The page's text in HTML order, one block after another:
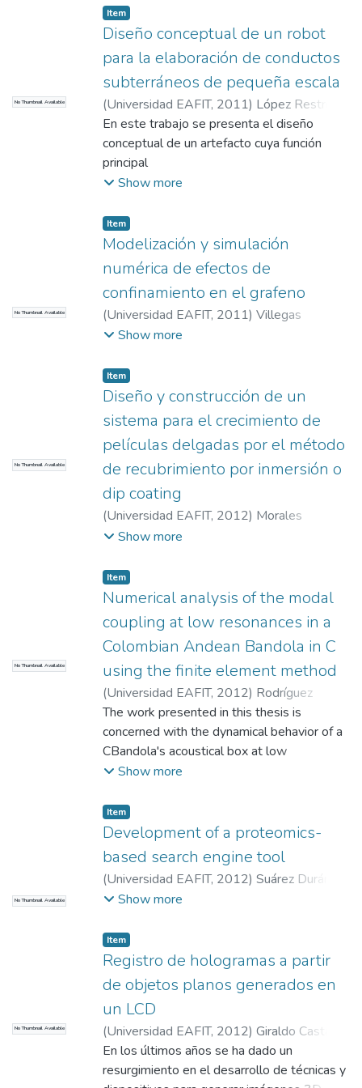
del fondo en función de los índices de
dureza y rugosidad, se experimentó con
cuatro tipos de materiales,
correspondientes a dos tipos de gravas,
concreto y platina de acero al carbono --
Los resultados muestran que los materiales
menos rugosos y duros (como las gravas)
inducen mayor dispersión de las ondas
acústicas ultrasónicas
No Thumbnail Available
Item
Diseño conceptual de un robot
para la elaboración de conductos
subterráneos de pequeña escala
(Universidad EAFIT, 2011) López Restrepo,
Juan Manuel;Jaramillo, Juan Manuel;
Betancur Muñóz, Javier Mauricio
En este trabajo se presenta el diseño
conceptual de un artefacto cuya función
principal
es realizar túneles continuos de diámetros
actualmente -- Esta función tiene asociados
3 elementos constitutivos: el proceso de
cavación, el proceso de remoción de
escombros y el proceso de estructuración
interna
del túnel
Show more
No Thumbnail Available
Item
Modelización y simulación
numérica de efectos de
confinamiento en el grafeno
(Universidad EAFIT, 2011) Villegas
Pulgarín, Edward Yesid
Show more
No Thumbnail Available
Item
Diseño y construcción de un
sistema para el crecimiento de
películas delgadas por el método
de recubrimiento por inmersión o
dip coating
(Universidad EAFIT, 2012) Morales
Taborda, Jeyver André
Patricia
Show more
No Thumbnail Available
Item
Numerical analysis of the modal
coupling at low resonances in a
Colombian Andean Bandola in C
using the finite element method
(Universidad EAFIT, 2012) Rodríguez
Gómez, Sara Elena;Guarín Zapata, Nicolás
The work presented in this thesis is
concerned with the dynamical behavior of a
CBandola's acoustical box at low
resonances -- Two models consisting of
proposed in order to analyse the response
at the first two and three resonances,
respectively -- These models describe the
first resonances in a bandola as a
combination of the lowest modes of
vibration of enclosed air, top and back
these elements is caused by the fluid-
structure interaction that gives rise to
coupled modes of vibration for the
assembled resonance box -- In this sense,
the coupling in the models is expressed in
terms of the ratio of effective areas and
masses of the elements which is an useful
parameter to control the coupling --
Show more
No Thumbnail Available
Item
Development of a proteomics-
based search engine tool
(Universidad EAFIT, 2012) Suárez Durán,
Hernando Gustavo
Show more
No Thumbnail Available
Item
Registro de hologramas a partir
de objetos planos generados en
un LCD
(Universidad EAFIT, 2012) Giraldo Castaño,
Leidy Marcela ;Velásquez Prieto, Daniel
Ignacio
En los últimos años se ha dado un
resurgimiento en el desarrollo de técnicas y